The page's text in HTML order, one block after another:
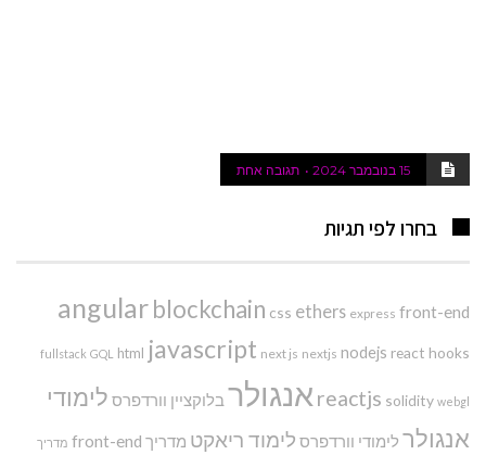
15 בנובמבר 2024 תגובה אחת
בחרו לפי תגיות
angularblockchain css ethers express front-end
fullstack GQL html javascript next js nextjs nodejs react hooks
reactjs solidity webgl אנגולר בלוקציין וורדפרס לימודי
אנגולר לימודי וורדפרס לימוד ריאקט מדריך front-end מדריך